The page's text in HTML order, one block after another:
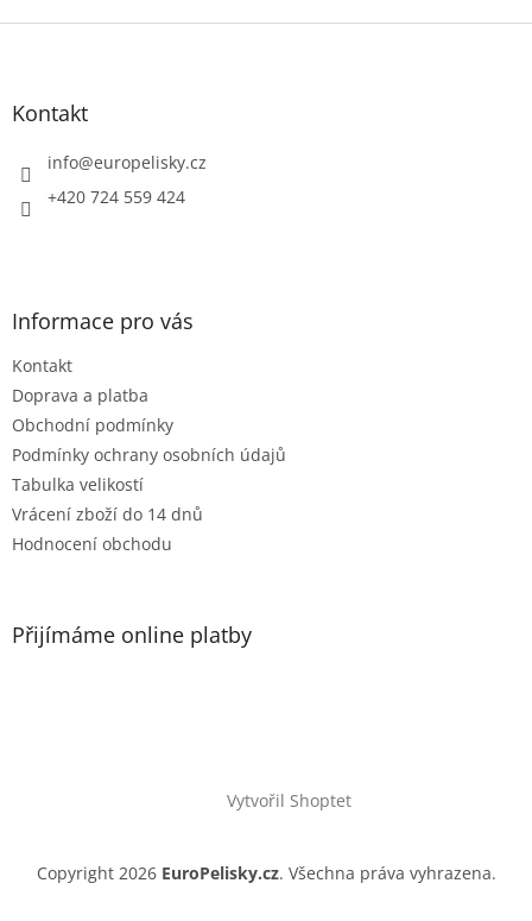
Z
Kontakt
info@europelisky.cz
+420 724 559 424
Informace pro vás
Kontakt
Doprava a platba
Obchodní podmínky
Podmínky ochrany osobních údajů
Tabulka velikostí
Vrácení zboží do 14 dnů
Hodnocení obchodu
Přijímáme online platby
Vytvořil Shoptet
Copyright 2026 EuroPelisky.cz. Všechna práva vyhrazena.